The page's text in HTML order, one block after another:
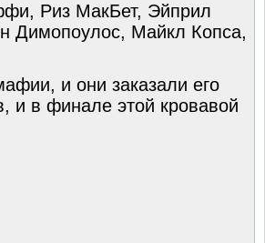
Риз МакБет, Эйприл
Димопоулос, Майкл Копса,
и они заказали его
и в финале этой кровавой